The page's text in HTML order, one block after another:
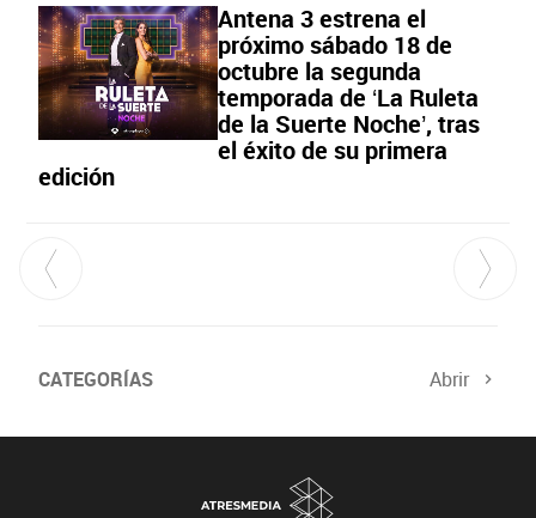
Antena 3 estrena el
próximo sábado 18 de
octubre la segunda
temporada de ‘La Ruleta
de la Suerte Noche’, tras
el éxito de su primera
edición
CATEGORÍAS Abrir